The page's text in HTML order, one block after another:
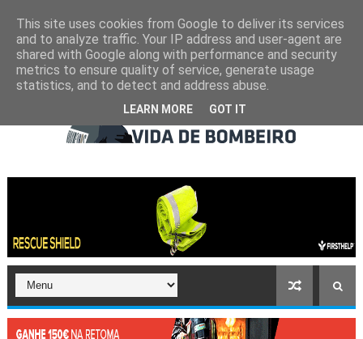
This site uses cookies from Google to deliver its services
and to analyze traffic. Your IP address and user-agent are
shared with Google along with performance and security
metrics to ensure quality of service, generate usage
statistics, and to detect and address abuse.
LEARN MORE GOT IT